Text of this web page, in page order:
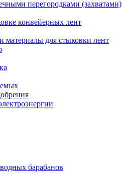
перегородками (захватами)
конвейерных лент
материалы для стыковки лент
барабанов